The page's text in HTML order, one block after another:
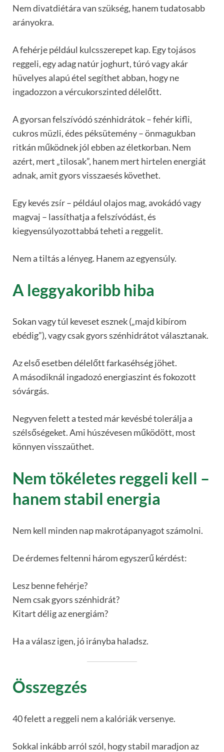
Nem divatdiétára van szükség, hanem tudatosabb
arányokra.
A fehérje például kulcsszerepet kap. Egy tojásos
reggeli, egy adag natúr joghurt, túró vagy akár
hüvelyes alapú étel segíthet abban, hogy ne
ingadozzon a vércukorszinted délelőtt.
A gyorsan felszívódó szénhidrátok – fehér kifli,
cukros müzli, édes péksütemény – önmagukban
ritkán működnek jól ebben az életkorban. Nem
azért, mert „tilosak”, hanem mert hirtelen energiát
adnak, amit gyors visszaesés követhet.
Egy kevés zsír – például olajos mag, avokádó vagy
magvaj – lassíthatja a felszívódást, és
kiegyensúlyozottabbá teheti a reggelit.
Nem a tiltás a lényeg. Hanem az egyensúly.
A leggyakoribb hiba
Sokan vagy túl keveset esznek („majd kibírom
ebédig”), vagy csak gyors szénhidrátot választanak.
Az első esetben délelőtt farkaséhség jöhet.
A másodiknál ingadozó energiaszint és fokozott
sóvárgás.
Negyven felett a tested már kevésbé tolerálja a
szélsőségeket. Ami húszévesen működött, most
könnyen visszaüthet.
Nem tökéletes reggeli kell –
hanem stabil energia
Nem kell minden nap makrotápanyagot számolni.
De érdemes feltenni három egyszerű kérdést:
Lesz benne fehérje?
Nem csak gyors szénhidrát?
Kitart délig az energiám?
Ha a válasz igen, jó irányba haladsz.
Összegzés
40 felett a reggeli nem a kalóriák versenye.
Sokkal inkább arról szól, hogy stabil maradjon az